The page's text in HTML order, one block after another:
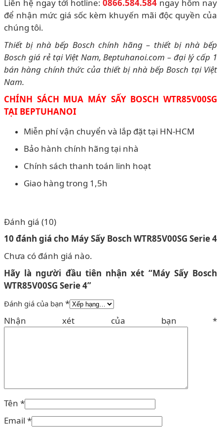
Liên hệ ngay tới hotline:0866.584.584 ngay hôm nay
để nhận mức giá sốc kèm khuyến mãi độc quyền của
chúng tôi.
Thiết bị nhà bếp Bosch chính hãng – thiết bị nhà bếp
Bosch giá rẻ tại Việt Nam, Beptuhanoi.com – đại lý cấp 1
bán hàng chính thức của thiết bị nhà bếp Bosch tại Việt
Nam.
CHÍNH SÁCH MUA MÁY SẤY BOSCH WTR85V00SG
TẠI BEPTUHANOI
Miễn phí vận chuyển và lắp đặt tại HN-HCM
Bảo hành chính hãng tại nhà
Chính sách thanh toán linh hoạt
Giao hàng trong 1,5h
Đánh giá (10)
10 đánh giá cho Máy Sấy Bosch WTR85V00SG Serie 4
Chưa có đánh giá nào.
Hãy là người đầu tiên nhận xét “Máy Sấy Bosch
WTR85V00SG Serie 4”
Đánh giá của bạn *
Nhận xét của bạn *
Tên *
Email *